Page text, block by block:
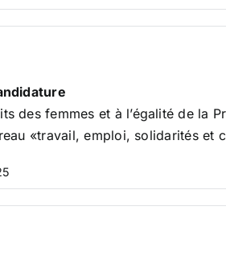
des femmes et à l’égalité de la
«travail, emploi, solidarités et